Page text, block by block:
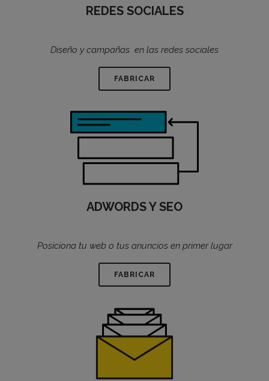
REDES SOCIALES
Diseño y campañas en las redes sociales
FABRICAR
ADWORDS Y SEO
Posiciona tu web o tus anuncios en primer lugar
FABRICAR